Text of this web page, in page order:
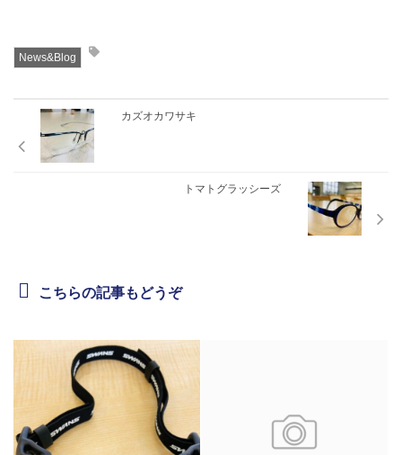
News&Blog
カズオカワサキ
トマトグラッシーズ
こちらの記事もどうぞ